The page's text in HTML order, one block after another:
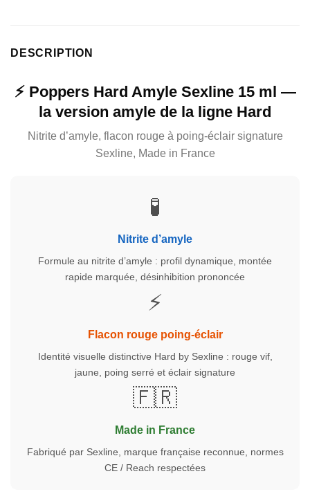
DESCRIPTION
⚡ Poppers Hard Amyle Sexline 15 ml —
la version amyle de la ligne Hard
Nitrite d’amyle, flacon rouge à poing-éclair signature
Sexline, Made in France
🧪
Nitrite d’amyle
Formule au nitrite d’amyle : profil dynamique, montée
rapide marquée, désinhibition prononcée
⚡
Flacon rouge poing-éclair
Identité visuelle distinctive Hard by Sexline : rouge vif,
jaune, poing serré et éclair signature
🇫🇷
Made in France
Fabriqué par Sexline, marque française reconnue, normes
CE / Reach respectées